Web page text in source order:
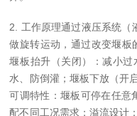
2. 工作原理通过液压系统（
做旋转运动，通过改变堰板
堰板抬升（关闭）：减小
水、防倒灌；堰板下放（开
可调特性：堰板可停在任意
配不同工况需求；溢流设计